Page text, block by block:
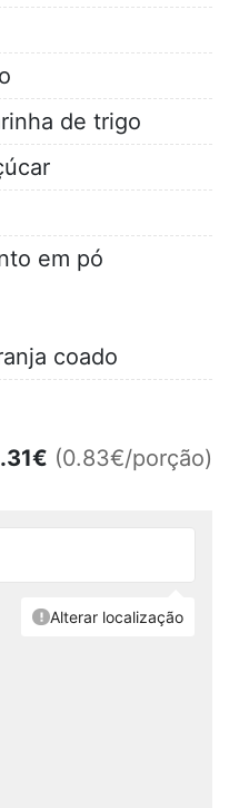
de trigo
em pó
coado
€ (0.83€/porção)